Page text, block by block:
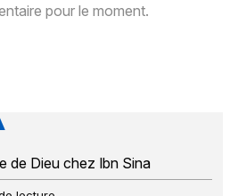
pour le moment.
de Dieu chez Ibn Sina